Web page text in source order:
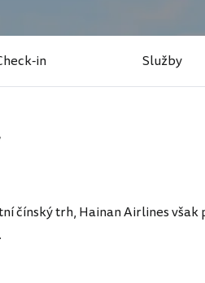
in Služby
čínský trh, Hainan Airlines však